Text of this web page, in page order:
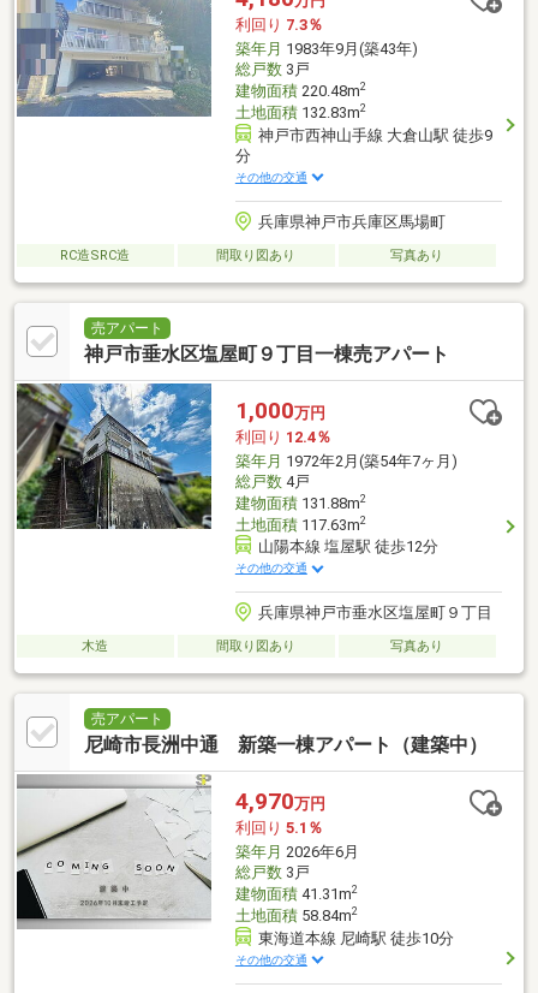
利回り 7.3％
築年月 1983年9月(築43年)
総戸数3戸
建物面積220.48m2
土地面積132.83m2
神戸市西神山手線 大倉山駅 徒歩9
分
その他の交通
兵庫県神戸市兵庫区馬場町
RC造SRC造 間取り図あり 写真あり
売アパート
神戸市垂水区塩屋町９丁目一棟売アパート
1,000万円
利回り 12.4％
築年月 1972年2月(築54年7ヶ月)
総戸数4戸
建物面積131.88m2
土地面積117.63m2
山陽本線 塩屋駅 徒歩12分
その他の交通
兵庫県神戸市垂水区塩屋町９丁目
木造 間取り図あり 写真あり
売アパート
尼崎市長洲中通 新築一棟アパート（建築中）
4,970万円
利回り 5.1％
築年月 2026年6月
総戸数3戸
建物面積41.31m2
土地面積58.84m2
東海道本線 尼崎駅 徒歩10分
その他の交通